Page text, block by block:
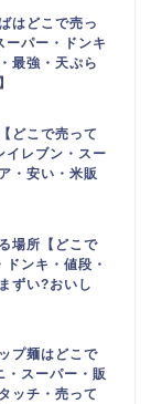
はどこで売っ
ーパー・ドンキ
最強・天ぷら
どこで売って
イレブン・スー
・安い・米販
場所【どこで
ンキ・値段・
ずい?おいし
プ麺はどこで
・スーパー・販
ッチ・売って